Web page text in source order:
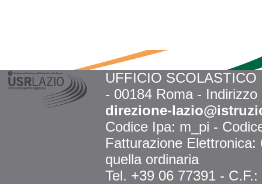
UFFICIO
- 00184 Roma -
direzione-
Codice Ipa: m_pi -
Fatturazione
quella ordinaria
Tel. +39 06 77391 -